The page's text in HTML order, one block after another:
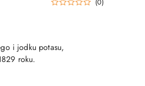
(0)
i jodku potasu,
roku.